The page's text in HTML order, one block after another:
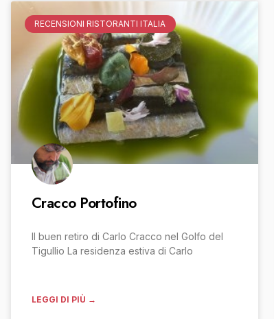
RECENSIONI RISTORANTI ITALIA
Cracco Portofino
Il buen retiro di Carlo Cracco nel Golfo del
Tigullio La residenza estiva di Carlo
LEGGI DI PIÙ →